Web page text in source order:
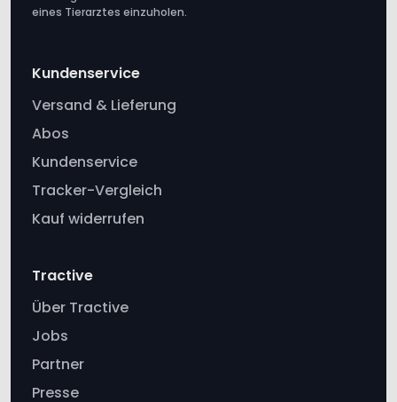
Kundenservice
Abos
Kundenservice
Tracker-Vergleich
Kauf widerrufen
Tractive
Jobs
Partner
Presse
Newsletter